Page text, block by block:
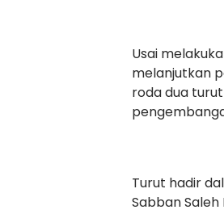
Usai
melanjutkan
roda dua
Turut hadir
Sabban